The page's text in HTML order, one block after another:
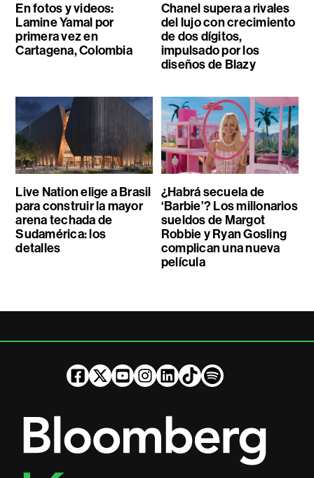
En fotos y videos:
Lamine Yamal por
primera vez en
Cartagena, Colombia
Chanel supera a rivales
del lujo con crecimiento
de dos dígitos,
impulsado por los
diseños de Blazy
Live Nation elige a Brasil
para construir la mayor
arena techada de
Sudamérica: los
detalles
¿Habrá secuela de
‘Barbie’? Los millonarios
sueldos de Margot
Robbie y Ryan Gosling
complican una nueva
película